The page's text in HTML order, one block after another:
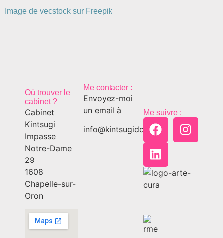
Image de vecstock sur Freepik
Où trouver le
cabinet ?
Cabinet
Kintsugi
Impasse
Notre-Dame
29
1608
Chapelle-sur-
Oron
Me contacter :
Envoyez-moi
un email à
info@kintsugido.ch
Me suivre :